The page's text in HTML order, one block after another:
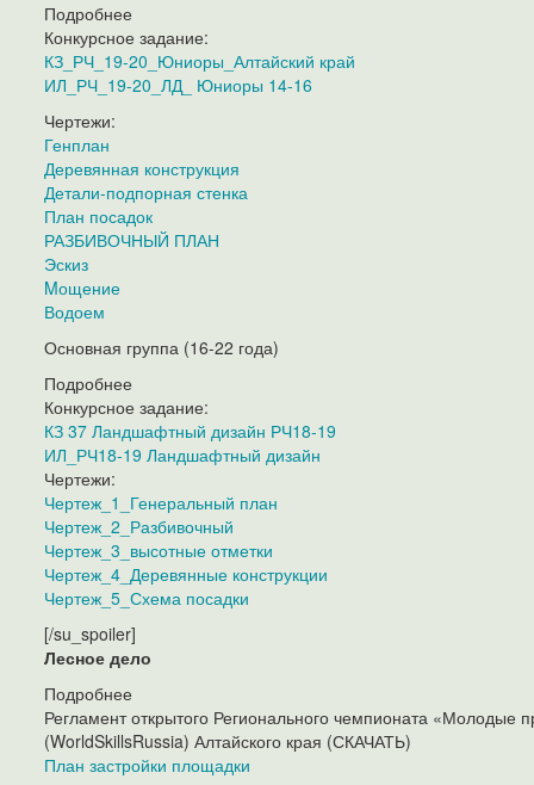
Подробнее
Конкурсное задание:
КЗ_РЧ_19-20_Юниоры_Алтайский край
ИЛ_РЧ_19-20_ЛД_ Юниоры 14-16
Чертежи:
Генплан
Деревянная конструкция
Детали-подпорная стенка
План посадок
РАЗБИВОЧНЫЙ ПЛАН
Эскиз
Mощение
Водоем
Основная группа (16-22 года)
Подробнее
Конкурсное задание:
КЗ 37 Ландшафтный дизайн РЧ18-19
ИЛ_РЧ18-19 Ландшафтный дизайн
Чертежи:
Чертеж_1_Генеральный план
Чертеж_2_Разбивочный
Чертеж_3_высотные отметки
Чертеж_4_Деревянные конструкции
Чертеж_5_Схема посадки
[/su_spoiler]
Лесное дело
Подробнее
Регламент открытого Регионального чемпионата «Молодые
(WorldSkillsRussia) Алтайского края (СКАЧАТЬ)
План застройки площадки